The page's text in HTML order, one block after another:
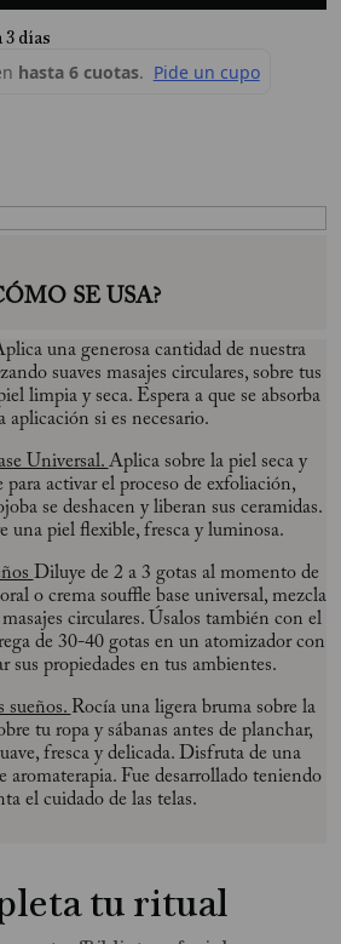
SE USA?
una generosa cantidad de nuestra
suaves masajes circulares, sobre tus
limpia y seca. Espera a que se absorba
aplicación si es necesario.
Universal. Aplica sobre la piel seca y
para activar el proceso de exfoliación,
se deshacen y liberan sus ceramidas.
una piel flexible, fresca y luminosa.
Diluye de 2 a 3 gotas al momento de
o crema souffle base universal, mezcla
circulares. Úsalos también con el
de 30-40 gotas en un atomizador con
sus propiedades en tus ambientes.
Rocía una ligera bruma sobre la
tu ropa y sábanas antes de planchar,
fresca y delicada. Disfruta de una
aromaterapia. Fue desarrollado teniendo
el cuidado de las telas.
tu ritual